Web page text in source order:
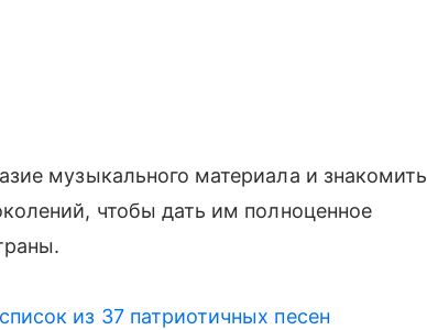
музыкального материала и знакомить
чтобы дать им полноценное
из 37 патриотичных песен